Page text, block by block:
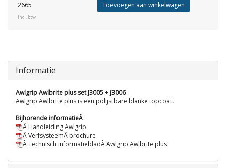
2665
Incl. btw
Toevoegen aan winkelwagen
Informatie
Awlgrip Awlbrite plus set J3005 + j3006
Awlgrip Awlbrite plus is een polijstbare blanke topcoat.
Bijhorende informatieÂ
Â Handleiding Awlgrip
Â VerfsysteemÂ brochure
Â Technisch informatiebladÂ Awlgrip Awlbrite plus